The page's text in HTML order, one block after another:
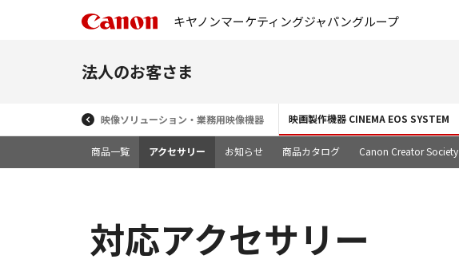
キヤノンマーケティングジャパングループ
法人のお客さま
映像ソリューション・業務用映像機器 映画製作機器 CINEMA EOS SYSTEM
商品一覧 アクセサリー お知らせ 商品カタログ Canon Creator Society
対応アクセサリー